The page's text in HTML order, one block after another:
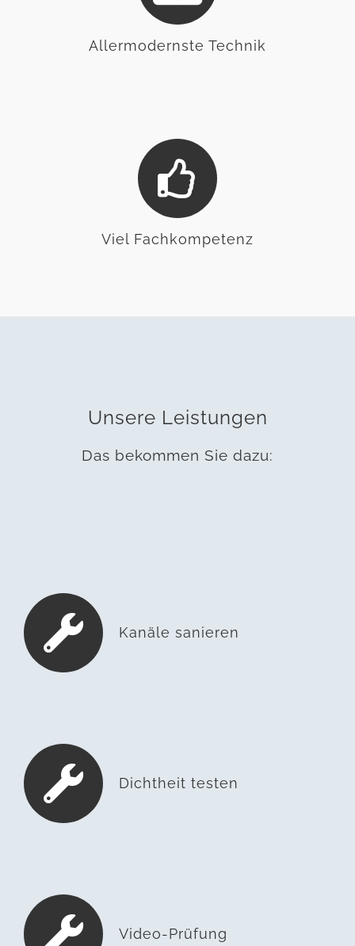
Allermodernste Technik
Viel Fachkompetenz
Unsere Leistungen
Das bekommen Sie dazu:
Kanäle sanieren
Dichtheit testen
Video-Prüfung